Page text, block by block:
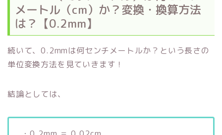
メートル（cm）か？変換・換算方法
は？【0.2mm】
続いて、0.2mmは何センチメートルか？という長さの
単位変換方法を見ていきます！
結論としては、